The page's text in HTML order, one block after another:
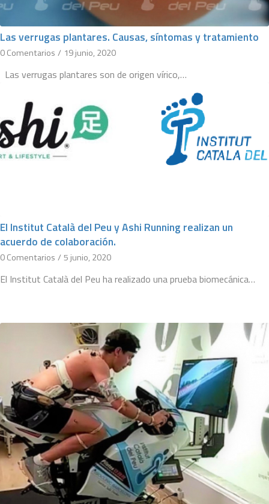
Las verrugas plantares. Causas, síntomas y tratamiento
0 Comentarios / 19 junio, 2020
Las verrugas plantares son de origen vírico,…
El Institut Català del Peu y Ashi Running realizan un
acuerdo de colaboración.
0 Comentarios /5 junio, 2020
El Institut Català del Peu ha realizado una prueba biomecánica…